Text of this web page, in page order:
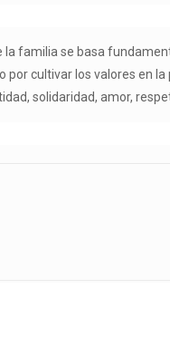
la familia se basa
cultivar los valores en
solidaridad, amor,